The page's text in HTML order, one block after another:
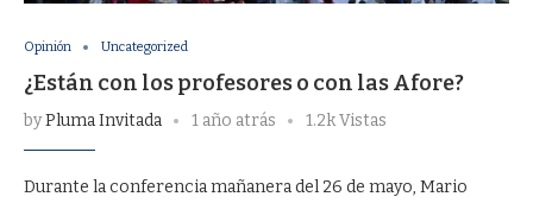
Opinión Uncategorized
¿Están con los profesores o con las Afore?
byPluma Invitada 1 año atrás 1.2k Vistas
Durante la conferencia mañanera del 26 de mayo, Mario